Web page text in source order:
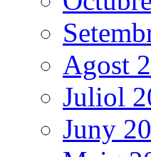
Agost
Juliol
Juny